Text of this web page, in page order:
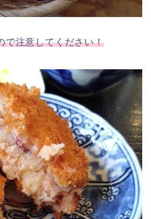
で注意してください！